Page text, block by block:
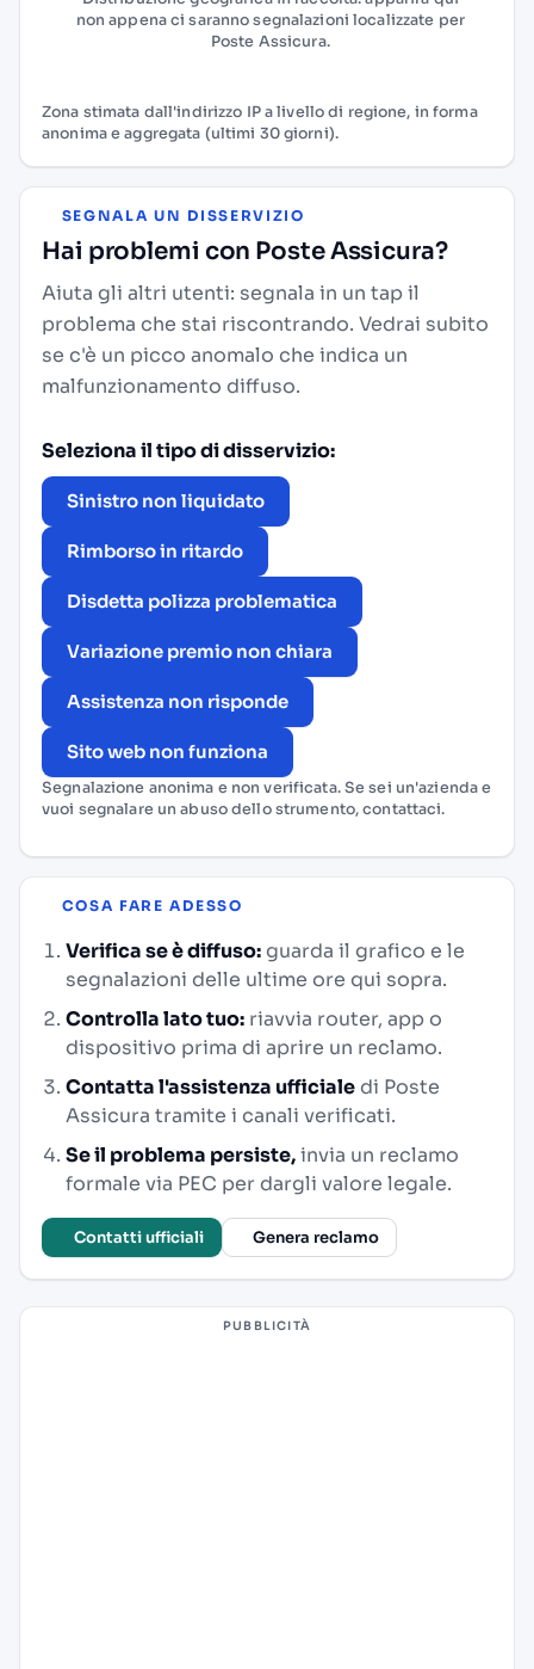
non appena ci saranno segnalazioni localizzate per
Poste Assicura.
Zona stimata dall'indirizzo IP a livello di regione, in forma
anonima e aggregata (ultimi 30 giorni).
SEGNALA UN DISSERVIZIO
Hai problemi con Poste Assicura?
Aiuta gli altri utenti: segnala in un tap il
problema che stai riscontrando. Vedrai subito
se c'è un picco anomalo che indica un
malfunzionamento diffuso.
Seleziona il tipo di disservizio:
Sinistro non liquidato
Rimborso in ritardo
Disdetta polizza problematica
Variazione premio non chiara
Assistenza non risponde
Sito web non funziona
Segnalazione anonima e non verificata. Se sei un'azienda e
vuoi segnalare un abuso dello strumento,contattaci.
COSA FARE ADESSO
Verifica se è diffuso:guarda il grafico e le
segnalazioni delle ultime ore qui sopra.
Controlla lato tuo: riavvia router, app o
dispositivo prima di aprire un reclamo.
Contatta l'assistenza ufficialedi Poste
Assicura tramite i canali verificati.
Se il problema persiste,invia un reclamo
formale via PEC per dargli valore legale.
Contatti ufficiali Genera reclamo
PUBBLICITÀ